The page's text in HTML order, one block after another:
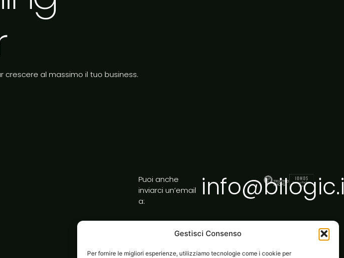
Gestisci Consenso
Per fornire le migliori esperienze, utilizziamo tecnologie come i cookie per
al massimo il tuo business.
Puoi anche
inviarci un’email
a: